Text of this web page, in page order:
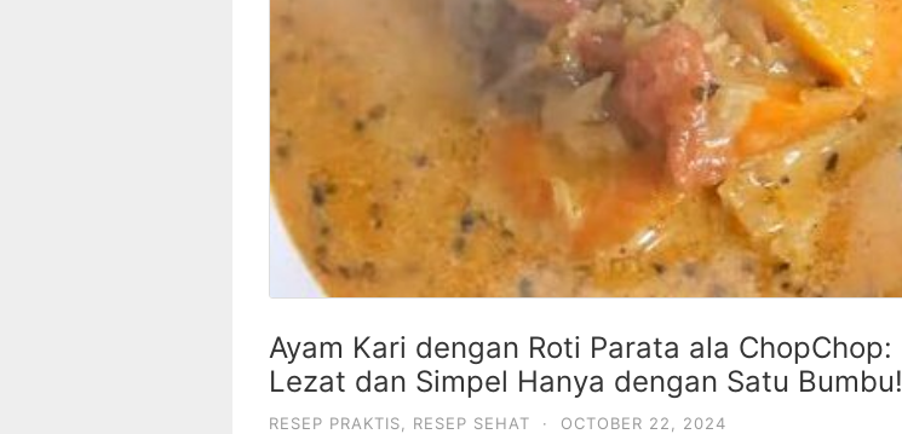
Ayam Kari dengan Roti Parata ala ChopChop:
Lezat dan Simpel Hanya dengan Satu Bumbu!
RESEP PRAKTIS RESEP SEHAT · OCTOBER 22, 2024